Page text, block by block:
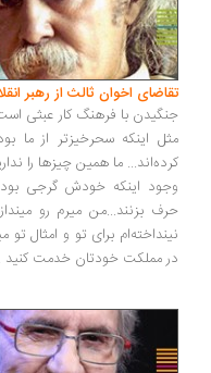
اخوان ثالث از رهبر انقلاب
با فرهنگ کار عبثی است... این
اینکه سحرخیزتر از ما
ما همین چیزها را نداریم. کسی
اینکه خودش گرجی بود،
بزنند...من میرم رو میندازم
برای تو و امثال تو میرم
مملکت خودتان خدمت کنید...